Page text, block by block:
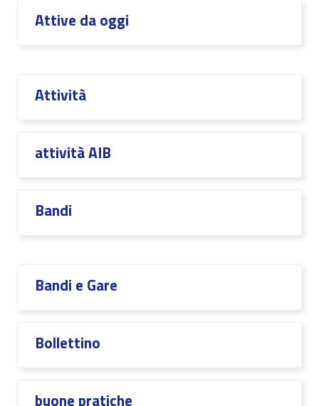
Attive da oggi
Attività
attività AIB
Bandi
Bandi e Gare
Bollettino
buone pratiche